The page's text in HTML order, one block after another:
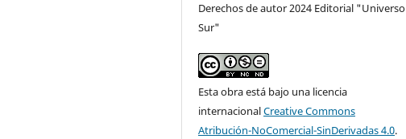
Derechos de autor 2024 Editorial "Universo
Sur"
Esta obra está bajo una licencia
internacionalCreative Commons
Atribución-NoComercial-SinDerivadas 4.0.